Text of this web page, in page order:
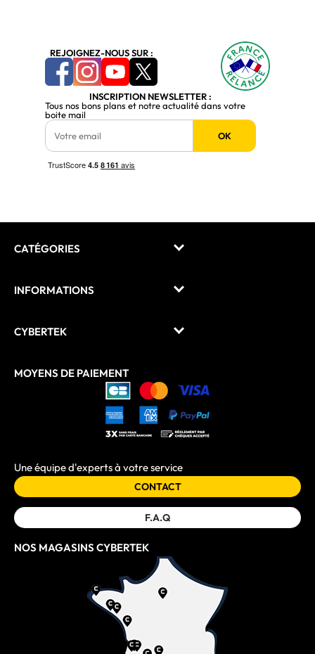
REJOIGNEZ-NOUS SUR :
INSCRIPTION NEWSLETTER :
Tous nos bons plans et notre actualité dans votre
boite mail
OK
CATÉGORIES
INFORMATIONS
CYBERTEK
MOYENS DE PAIEMENT
Une équipe d'experts à votre service
CONTACT
F.A.Q
NOS MAGASINS CYBERTEK